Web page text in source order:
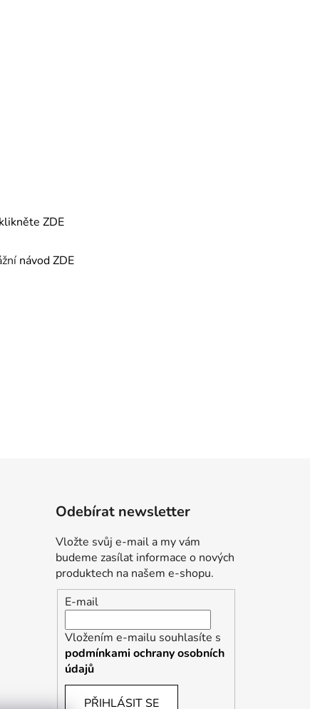
klikněte ZDE
návod ZDE
Odebírat newsletter
Vložte svůj e-mail a my vám
budeme zasílat informace o nových
produktech na našem e-shopu.
E-mail
Vložením e-mailu souhlasíte s
podmínkami ochrany osobních
údajů
PŘIHLÁSIT SE